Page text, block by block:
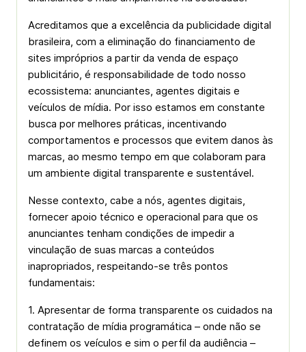
Acreditamos que a excelência da publicidade digital
brasileira, com a eliminação do financiamento de
sites impróprios a partir da venda de espaço
publicitário, é responsabilidade de todo nosso
ecossistema: anunciantes, agentes digitais e
veículos de mídia. Por isso estamos em constante
busca por melhores práticas, incentivando
comportamentos e processos que evitem danos às
marcas, ao mesmo tempo em que colaboram para
um ambiente digital transparente e sustentável.
Nesse contexto, cabe a nós, agentes digitais,
fornecer apoio técnico e operacional para que os
anunciantes tenham condições de impedir a
vinculação de suas marcas a conteúdos
inapropriados, respeitando-se três pontos
fundamentais:
1. Apresentar de forma transparente os cuidados na
contratação de mídia programática – onde não se
definem os veículos e sim o perfil da audiência –